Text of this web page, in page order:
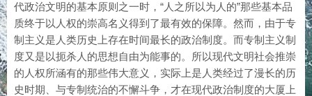
代政治文明的基本原则之一时，“人之所以为人的”那些基本品
质终于以人权的崇高名义得到了最有效的保障。然而，由于专
制主义是人类历史上存在时间最长的政治制度。而专制主义制
度又是以扼杀人的思想自由为能事的。所以现代文明社会推崇
的人权所涵有的那些伟大意义，实际上是人类经过了漫长的历
史时期、与专制统治的不懈斗争，才在现代政治制度的大厦上